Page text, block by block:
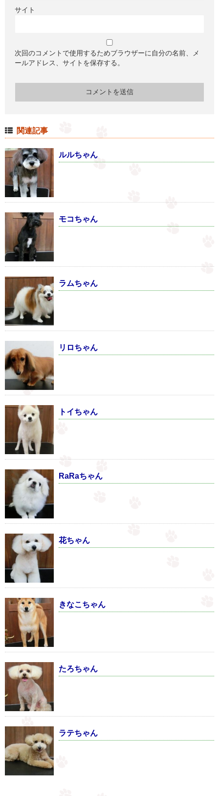
サイト
次回のコメントで使用するためブラウザーに自分の名前、メ
ールアドレス、サイトを保存する。
関連記事
ルルちゃん
モコちゃん
ラムちゃん
リロちゃん
トイちゃん
RaRaちゃん
花ちゃん
きなこちゃん
たろちゃん
ラテちゃん